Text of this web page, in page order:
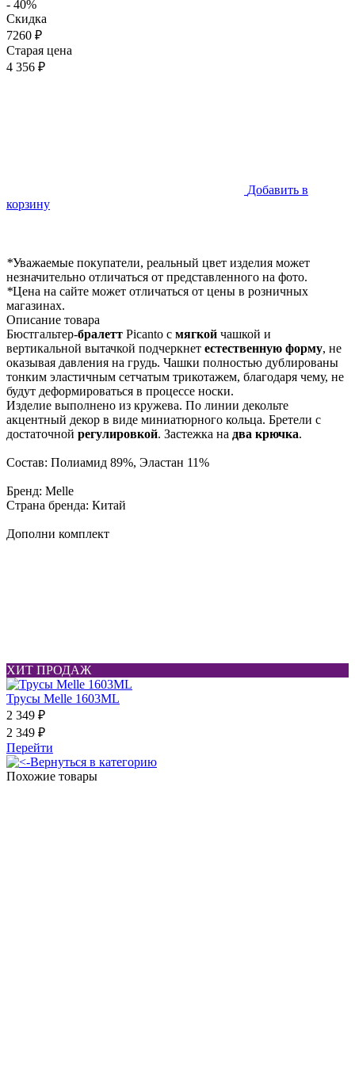
- 40%
Скидка
7260 ₽
Старая цена
4 356 ₽
Добавить в
корзину
*Уважаемые покупатели, реальный цвет изделия может
незначительно отличаться от представленного на фото.
*Цена на сайте может отличаться от цены в розничных
магазинах.
Описание товара
Бюстгальтер-бралетт Picanto с мягкой чашкой и
вертикальной вытачкой подчеркнет естественную форму, не
оказывая давления на грудь. Чашки полностью дублированы
тонким эластичным сетчатым трикотажем, благодаря чему, не
будут деформироваться в процессе носки.
Изделие выполнено из кружева. По линии декольте
акцентный декор в виде миниатюрного кольца. Бретели с
достаточной регулировкой. Застежка на два крючка.
Состав: Полиамид 89%, Эластан 11%
Бренд: Melle
Страна бренда: Китай
Дополни комплект
ХИТ ПРОДАЖ
Трусы Melle 1603ML
2 349 ₽
2 349 ₽
Перейти
Вернуться в категорию
Похожие товары